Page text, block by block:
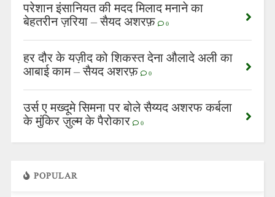
परेशान इंसानियत की मदद मिलाद मनाने का
बेहतरीन ज़रिया – सैयद अशरफ़ 0
हर दौर के यज़ीद को शिकस्त देना औलादे अली का
आबाई काम – सैयद अशरफ़ 0
उर्स ए मख्दूमे सिमना पर बोले सैय्यद अशरफ कर्बला
के मुंकिर ज़ुल्म के पैरोकार 0
POPULAR